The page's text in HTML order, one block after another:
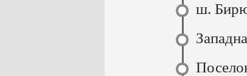
ш.